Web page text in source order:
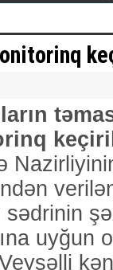
uyğun